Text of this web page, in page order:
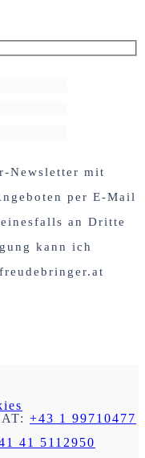
Newsletter mit
per E-Mail
an Dritte
kann ich
+43 1 99710477
41 5112950